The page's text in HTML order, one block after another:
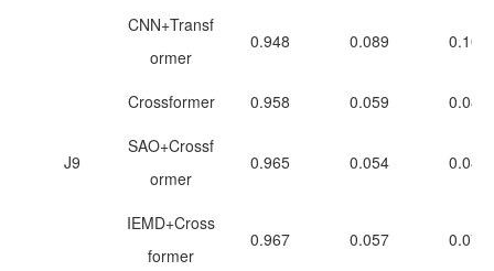
J9
CNN+Transf
ormer
0.948 0.089 0.107
Crossformer 0.958 0.059
0.088
SAO+Crossf
ormer
0.965 0.054 0.081
IEMD+Cross
former
0.967 0.057 0.079